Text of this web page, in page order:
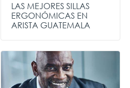
LAS MEJORES SILLAS
ERGONÓMICAS EN
ARISTA GUATEMALA